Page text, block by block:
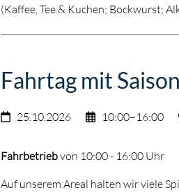
(Kaffee, Tee & Kuchen; Bockwurst;
Fahrtag mit
25.10.2026 10:00–16:00
Fahrbetriebvon 10:00 - 16:00 Uhr
Auf unserem Areal halten wir viele